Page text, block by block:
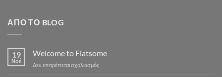
ΑΠΌ ΤΟ BLOG
19
Νοέ
Welcome to Flatsome
Δεν επιτρέπεται σχολιασμόςστο